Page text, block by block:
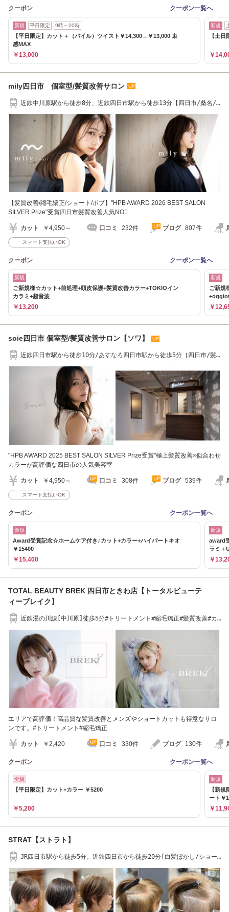
クーポン クーポン一覧へ
新規 平日限定 9時～20時
【平日限定】カット＋（パイル）ツイスト￥14,300→￥13,000 束
感MAX
￥13,000
新規
【土
￥
mily四日市 個室型/髪質改善サロン
近鉄中川原駅から徒歩8分、近鉄四日市駅から徒歩13分【四日市/桑名/
【髪質改善/縮毛矯正/ショート/ボブ】"HPB AWARD 2026 BEST SALON
SILVER Prize"受賞四日市髪質改善人気NO1
カット ￥4,950～ 口コミ 232件 ブログ 807件
スマート支払いOK
クーポン クーポン一覧へ
新規
ご新規様☆カット+前処理+頭皮保護+髪質改善カラー+TOKIOイン
カラミ+超音波
￥13,200
新規
ご新規
￥
soie四日市 個室型/髪質改善サロン【ソワ】
近鉄四日市駅から徒歩10分/あすなろ四日市駅から徒歩5分［四日市/髪
"HPB AWARD 2025 BEST SALON SILVER Prize受賞"極上髪質改善×似合わせ
カラーが高評価な四日市の人気美容室
カット ￥4,950～ 口コミ 308件 ブログ 539件
スマート支払いOK
クーポン クーポン一覧へ
新規
Award受賞記念☆ホームケア付き♪カット+カラー+ハイパートキオ
￥15400
￥15,400
新規
award
ラミ＋
￥
TOTAL BEAUTY BREK 四日市ときわ店【トータルビューテ
ィーブレイク】
近鉄湯の川線[中川原]徒歩5分#トリートメント#縮毛矯正#髪質改善#カ
エリアで高評価！高品質な髪質改善とメンズやショートカットも得意なサロ
ンです。#トリートメント#縮毛矯正
カット ￥2,420 口コミ 330件 ブログ 130件
クーポン クーポン一覧へ
全員
【平日限定】カット+カラー ￥5200
￥5,200
新規
【新
ート￥
￥
STRAT【ストラト】
JR四日市駅から徒歩5分。近鉄四日市から徒歩20分[白髪ぼかし/ショー